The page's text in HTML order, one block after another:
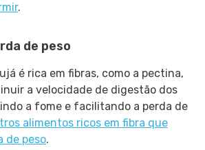
.
de peso
é rica em fibras, como a pectina,
a velocidade de digestão dos
a fome e facilitando a perda de
alimentos ricos em fibra que
de peso.